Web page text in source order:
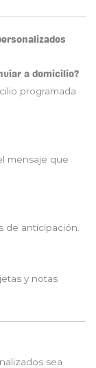
a domicilio?
programada
mensaje que
de anticipación.
y notas
sea